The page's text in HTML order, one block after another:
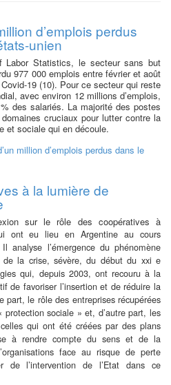
d’emplois perdus
unien
Labor Statistics, le secteur sans but
977 000 emplois entre février et août
19 (10). Pour ce secteur qui reste
avec environ 12 millions d’emplois,
des salariés. La majorité des postes
cruciaux pour lutter contre la
et sociale qui en découle.
million d’emplois perdus dans le
à la lumière de
sur le rôle des coopératives à
ont eu lieu en Argentine au cours
analyse l’émergence du phénomène
de la crise, sévère, du début du xxi e
qui, depuis 2003, ont recouru à la
de favoriser l’insertion et de réduirela
part, le rôle des entreprises récupérées
sociale » et, d’autre part, les
qui ont été créées par des plans
à rendre compte du sens et de la
face au risque de perte
de l’intervention de l’Etatdans ce